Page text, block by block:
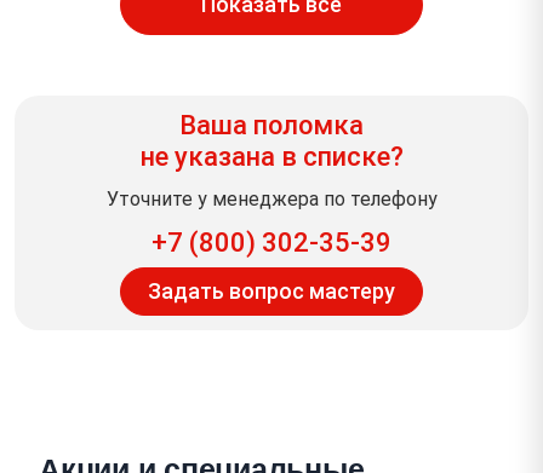
Ваша поломка
не указана в списке?
Уточните у менеджера по телефону
+7 (800) 302-35-39
Задать вопрос мастеру